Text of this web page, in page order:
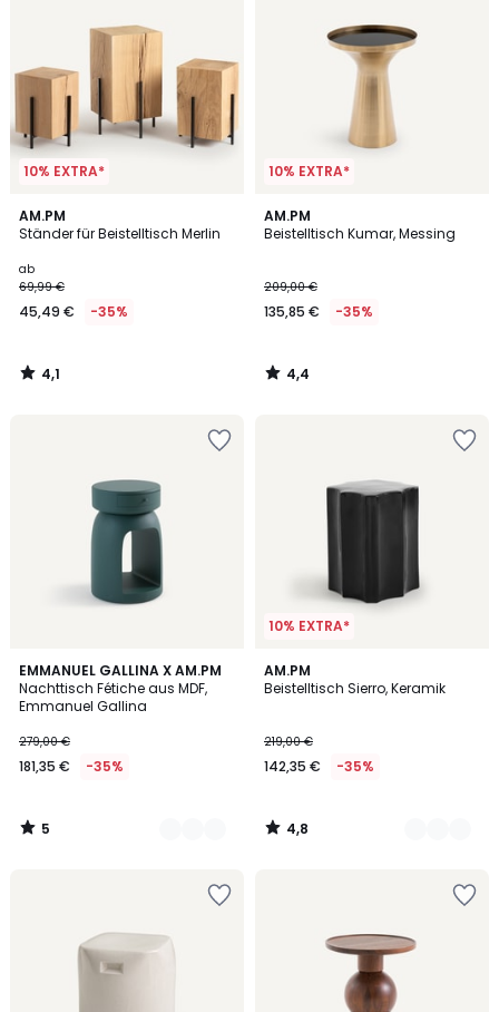
10% EXTRA*
AM.PM
Ständer für Beistelltisch Merlin
ab
69,99 €
45,49 € -35%
4,1
/ 5
4,1
/
10% EXTRA*
AM.PM
Beistelltisch Kumar, Messing
209,00 €
135,85 € -35%
4,4
/ 5
4,4
/
EMMANUEL GALLINA X AM.PM
Nachttisch Fétiche aus MDF,
Emmanuel Gallina
279,00 €
181,35 € -35%
5
/
5
3
Farben
5
/
10% EXTRA*
AM.PM
Beistelltisch Sierro, Keramik
219,00 €
142,35 € -35%
4,8
/ 5
2
Farben
4,8
/